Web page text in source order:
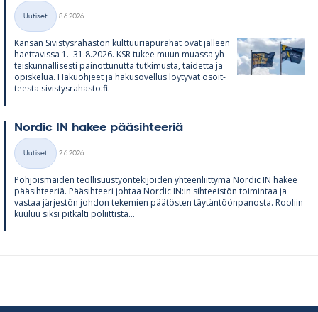
Kategoriat
Uutiset
8.6.2026
Kan­san Si­vis­tys­ra­has­ton kult­tuu­ria­pu­ra­hat ovat jäl­leen
haet­ta­vissa 1.–31.8.2026. KSR tu­kee muun muassa yh­
teis­kun­nal­li­sesti pai­not­tu­nutta tut­ki­musta, tai­detta ja
opis­ke­lua. Ha­kuoh­jeet ja ha­kuso­vel­lus löy­ty­vät osoit­
teesta si­vis­tys­ra­hasto.fi.
Nor­dic IN ha­kee pää­sih­tee­riä
Kategoriat
Uutiset
2.6.2026
Poh­jois­mai­den teol­li­suus­työn­te­ki­jöi­den yh­teen­liit­tymä Nor­dic IN ha­kee
pää­sih­tee­riä. Pää­sih­teeri joh­taa Nor­dic IN:in sih­tee­is­tön toi­min­taa ja
vas­taa jär­jes­tön joh­don te­ke­mien pää­tös­ten täy­tän­töön­pa­nosta. Roo­liin
kuu­luu siksi pit­kälti po­liit­tista...